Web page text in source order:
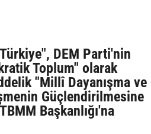
DEM Parti'nin
Toplum" olarak
"Millî Dayanışma ve
Güçlendirilmesine
Başkanlığı'na